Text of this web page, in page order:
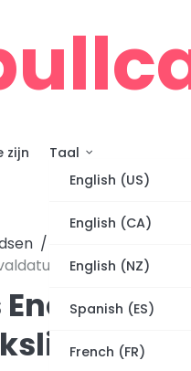
zijn
Taal
English (US)
English (CA)
English (NZ)
Spanish (ES)
French (FR)